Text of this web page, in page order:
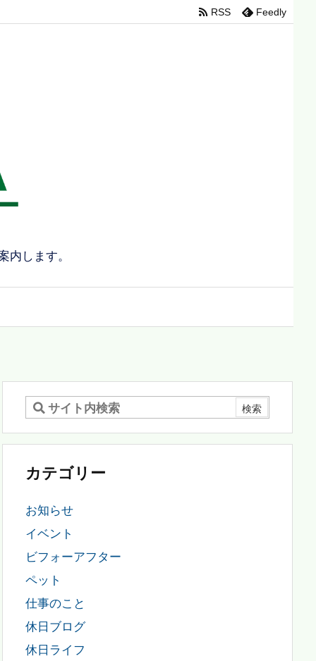
内します。
RSS Feedly
カテゴリー
お知らせ
イベント
ビフォーアフター
ペット
仕事のこと
休日ブログ
休日ライフ